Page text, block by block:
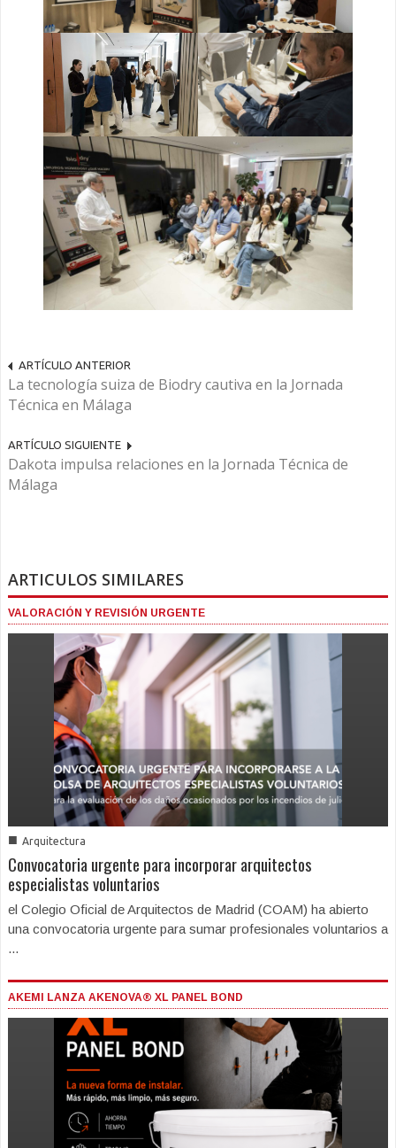
ARTÍCULO ANTERIOR
La tecnología suiza de Biodry cautiva en la Jornada
Técnica en Málaga
ARTÍCULO SIGUIENTE
Dakota impulsa relaciones en la Jornada Técnica de
Málaga
ARTICULOS SIMILARES
VALORACIÓN Y REVISIÓN URGENTE
■ Arquitectura
Convocatoria urgente para incorporar arquitectos
especialistas voluntarios
el Colegio Oficial de Arquitectos de Madrid (COAM) ha abierto
una convocatoria urgente para sumar profesionales voluntarios a
...
AKEMI LANZA AKENOVA® XL PANEL BOND